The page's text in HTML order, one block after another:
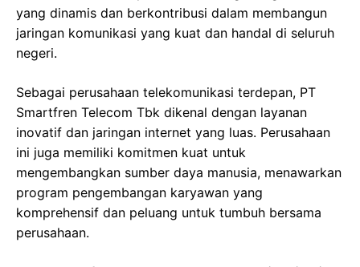
yang dinamis dan berkontribusi dalam membangun
jaringan komunikasi yang kuat dan handal di seluruh
negeri.
Sebagai perusahaan telekomunikasi terdepan, PT
Smartfren Telecom Tbk dikenal dengan layanan
inovatif dan jaringan internet yang luas. Perusahaan
ini juga memiliki komitmen kuat untuk
mengembangkan sumber daya manusia, menawarkan
program pengembangan karyawan yang
komprehensif dan peluang untuk tumbuh bersama
perusahaan.